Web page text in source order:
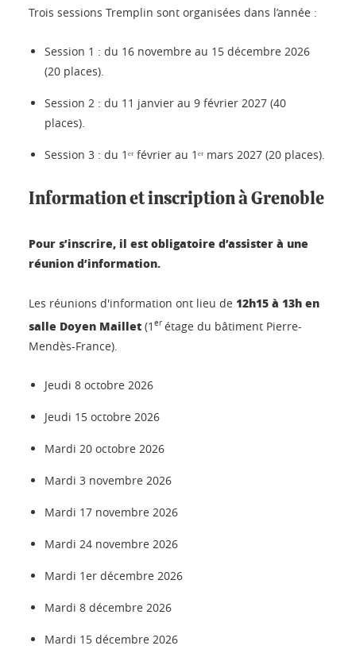
Trois sessions Tremplin sont organisées dans l’année :
Session 1 : du 16 novembre au 15 décembre 2026
(20 places).
Session 2 : du 11 janvier au 9 février 2027 (40
places).
Session 3 : du 1ᵉʳ février au 1ᵉʳ mars 2027 (20 places).
Information et inscription à Grenoble
Pour s’inscrire, il est obligatoire d’assister à une
réunion d’information.
Les réunions d'information ont lieu de 12h15 à 13h en
salle Doyen Maillet (1 er étage du bâtiment Pierre-
Mendès-France).
Jeudi 8 octobre 2026
Jeudi 15 octobre 2026
Mardi 20 octobre 2026
Mardi 3 novembre 2026
Mardi 17 novembre 2026
Mardi 24 novembre 2026
Mardi 1er décembre 2026
Mardi 8 décembre 2026
Mardi 15 décembre 2026